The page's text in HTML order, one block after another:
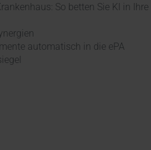
So betten Sie KI in Ihre
automatisch in die ePA